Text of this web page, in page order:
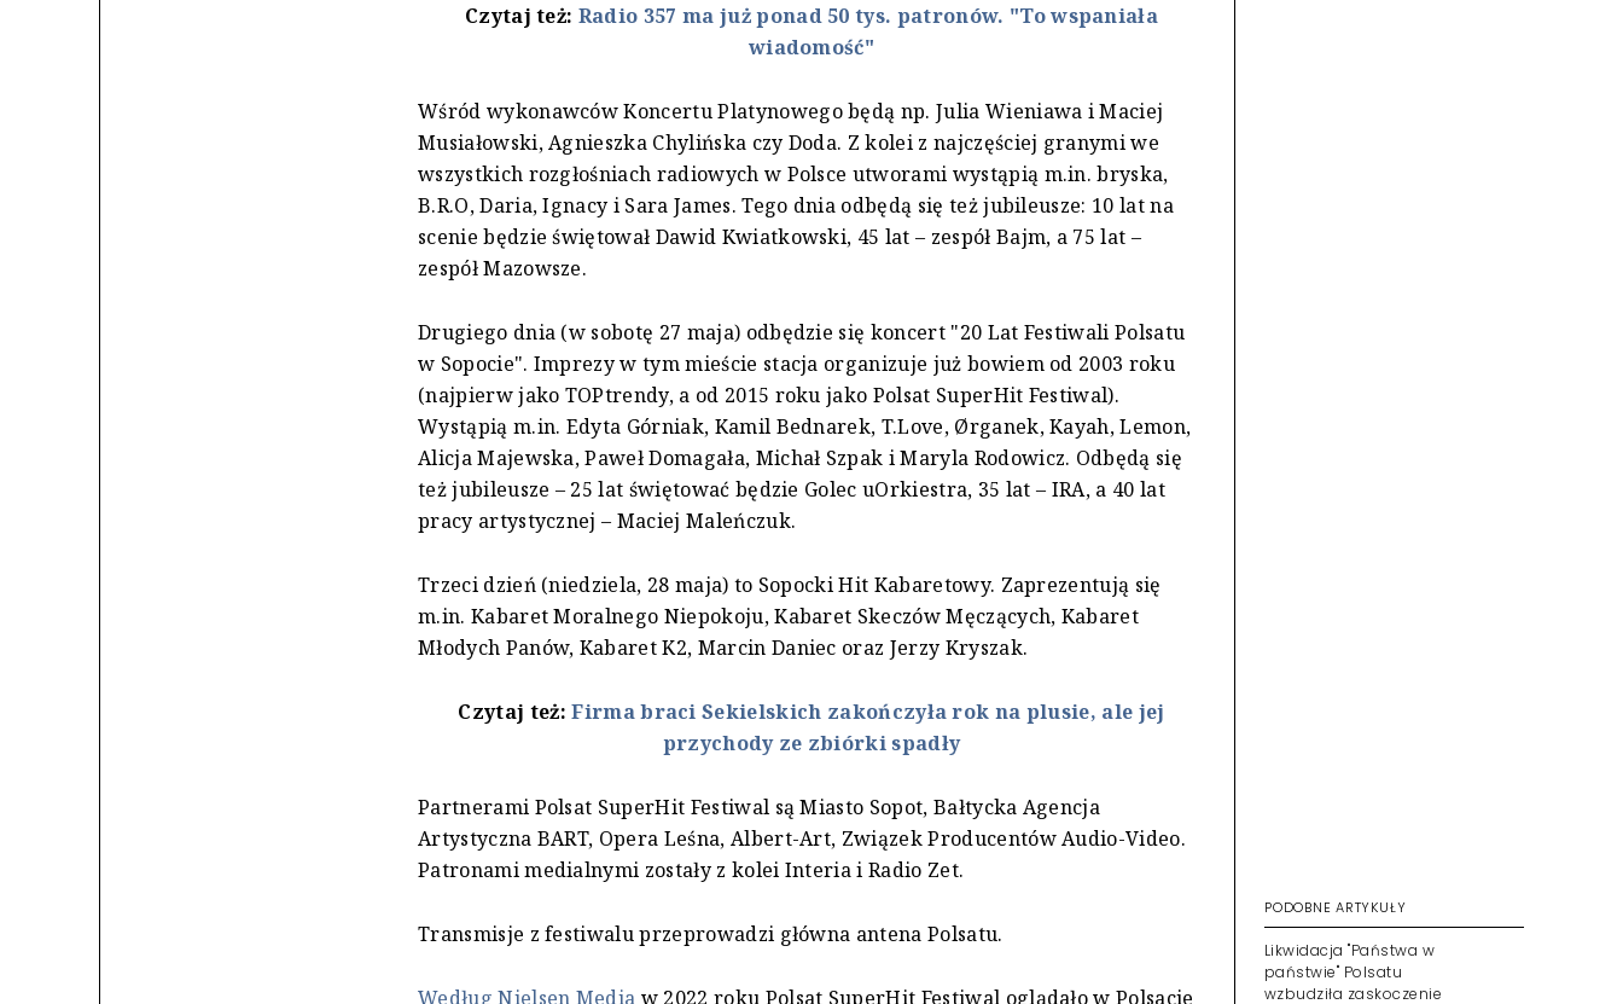
Czytaj też: Radio 357 ma już ponad 50 tys. patronów. "To wspaniała
wiadomość"
Wśród wykonawców Koncertu Platynowego będą np. Julia Wieniawa i Maciej
Musiałowski, Agnieszka Chylińska czy Doda. Z kolei z najczęściej granymi we
wszystkich rozgłośniach radiowych w Polsce utworami wystąpią m.in. bryska,
B.R.O, Daria, Ignacy i Sara James. Tego dnia odbędą się też jubileusze: 10 lat na
scenie będzie świętował Dawid Kwiatkowski, 45 lat – zespół Bajm, a 75 lat –
zespół Mazowsze.
Drugiego dnia (w sobotę 27 maja) odbędzie się koncert "20 Lat Festiwali Polsatu
w Sopocie". Imprezy w tym mieście stacja organizuje już bowiem od 2003 roku
(najpierw jako TOPtrendy, a od 2015 roku jako Polsat SuperHit Festiwal).
Wystąpią m.in. Edyta Górniak, Kamil Bednarek, T.Love, Ørganek, Kayah, Lemon,
Alicja Majewska, Paweł Domagała, Michał Szpak i Maryla Rodowicz. Odbędą się
też jubileusze – 25 lat świętować będzie Golec uOrkiestra, 35 lat – IRA, a 40 lat
pracy artystycznej – Maciej Maleńczuk.
Trzeci dzień (niedziela, 28 maja) to Sopocki Hit Kabaretowy. Zaprezentują się
m.in. Kabaret Moralnego Niepokoju, Kabaret Skeczów Męczących, Kabaret
Młodych Panów, Kabaret K2, Marcin Daniec oraz Jerzy Kryszak.
Czytaj też:Firma braci Sekielskich zakończyła rok na plusie, ale jej
przychody ze zbiórki spadły
Partnerami Polsat SuperHit Festiwal są Miasto Sopot, Bałtycka Agencja
Artystyczna BART, Opera Leśna, Albert-Art, Związek Producentów Audio-Video.
Patronami medialnymi zostały z kolei Interia i Radio Zet.
Transmisje z festiwalu przeprowadzi główna antena Polsatu.
Według Nielsen Media w 2022 roku Polsat SuperHit Festiwal oglądało w Polsacie
PODOBNE ARTYKUŁY
Likwidacja "Państwa w
państwie" Polsatu
wzbudziła zaskoczenie